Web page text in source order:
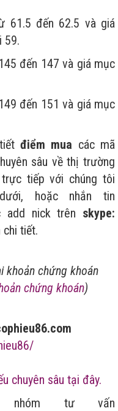
61.5 đến 62.5 và giá
59.
đến 147 và giá mục
đến 151 và giá mục
tiếtđiểm mua các mã
sâu về thị trường
tiếp với chúng tôi
hoặc nhắn tin
add nick trên skype:
tiết.
khoản chứng khoán
chứng khoán)
chuyên sâu tại đây.
tư vấn